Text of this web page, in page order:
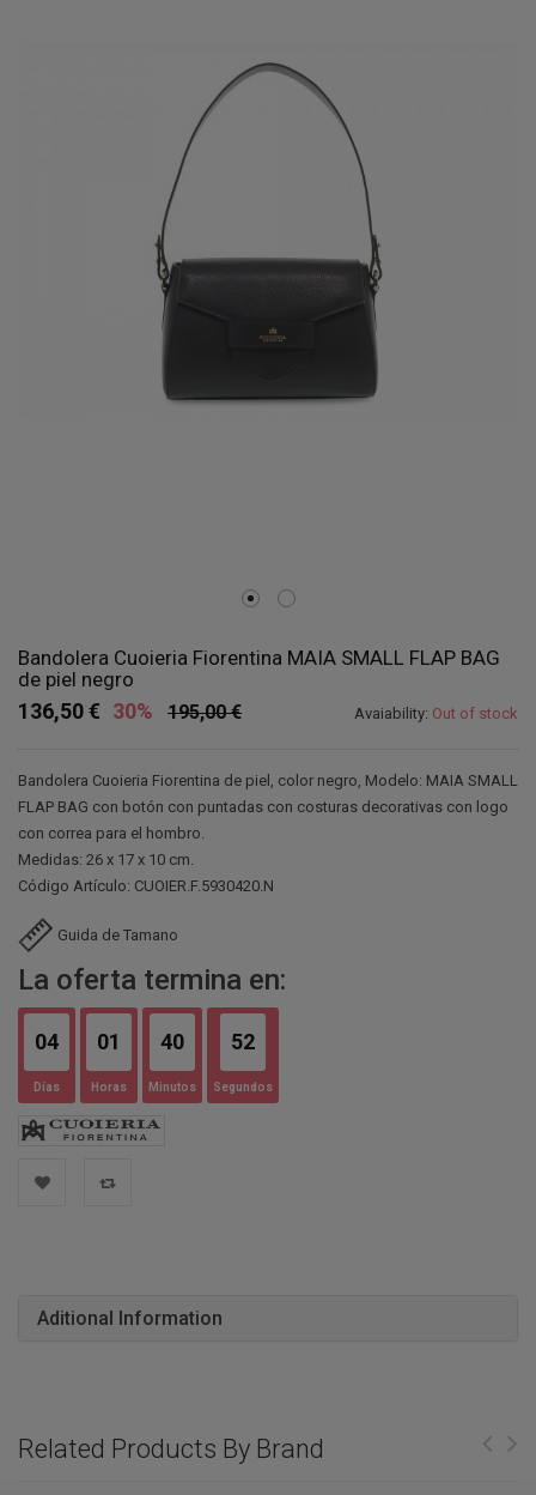
Bandolera Cuoieria Fiorentina MAIA SMALL FLAP BAG
de piel negro
Avaiability: Out of stock
195,00 €
136,50 € 30%
Bandolera Cuoieria Fiorentina de piel, color negro, Modelo: MAIA SMALL
FLAP BAG con botón con puntadas con costuras decorativas con logo
con correa para el hombro.
Medidas: 26 x 17 x 10 cm.
Código Artículo: CUOIER.F.5930420.N
Guida de Tamano
La oferta termina en:
04
Días
01
Horas
40
Minutos
51
Segundos
Aditional Information
Related Products By Brand